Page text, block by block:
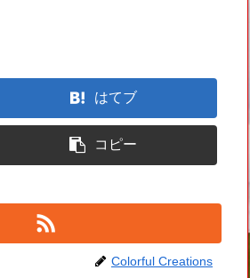
はてブ
コピー
Colorful Creations